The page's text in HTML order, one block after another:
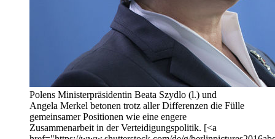
Polens Ministerpräsidentin Beata Szydlo (l.) und
Angela Merkel betonen trotz aller Differenzen die Fülle
gemeinsamer Positionen wie eine engere
Zusammenarbeit in der Verteidigungspolitik. [<a